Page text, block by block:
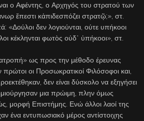
ο Αφέντης, ο Αρχηγός του στρατού των
ἔπεστι κἀπιδεσπόζει στρατῷ;», στ.
«Δούλοι δεν λογιούνται, ούτε υπήκοοι
κέκληνται φωτὸς οὐδ᾽ ὑπήκοοι», στ.
ως προς την μέθοδο έρευνας
πρώτοι οι Προσωκρατικοί Φιλόσοφοι και,
δεν είναι δύσκολο να εξηγήσει
μια πρώιμη, πλην όμως
μορφή Επιστήμης. Ενώ άλλοι λαοί της
ένα εντυπωσιακό μέρος αντίστοιχης